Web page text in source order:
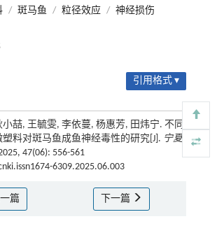
/ 斑马鱼 / 粒径效应 / 神经损伤
引用格式 ▾
小喆, 王毓雯, 李依蔓, 杨惠芳, 田炜宁. 不同
料对斑马鱼成鱼神经毒性的研究[J]. 宁夏
47(06): 556-561
6309.2025.06.003
一篇 下一篇